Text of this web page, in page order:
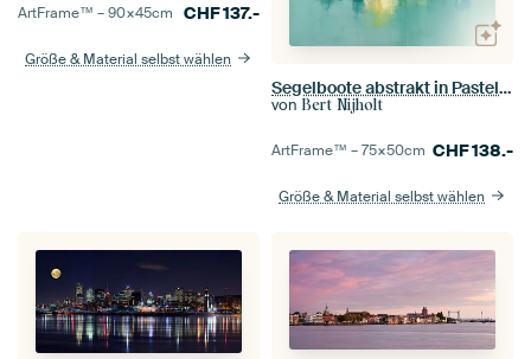
ArtFrame™ –90×45cm CHF137.-
Größe & Material selbst wählen
Segelboote abstrakt in Pastellfarben
von Bert Nijholt
ArtFrame™ –75×50cm CHF138.-
Größe & Material selbst wählen